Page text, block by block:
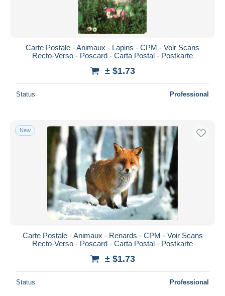
Carte Postale - Animaux - Lapins - CPM - Voir Scans
Recto-Verso - Poscard - Carta Postal - Postkarte
± $1.73
Status Professional
New
Carte Postale - Animaux - Renards - CPM - Voir Scans
Recto-Verso - Poscard - Carta Postal - Postkarte
± $1.73
Status Professional